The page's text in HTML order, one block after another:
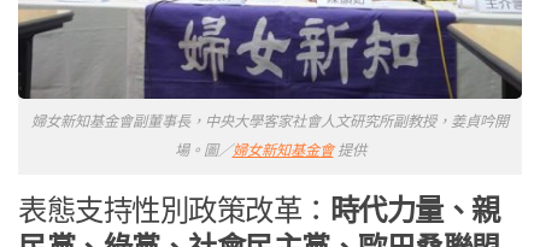
婦女新知基金會副董事長，中央大學客家社會人文研究所副教授，姜貞吟開
場。圖／婦女新知基金會提供
表態支持性別政策改革： 時代力量、親